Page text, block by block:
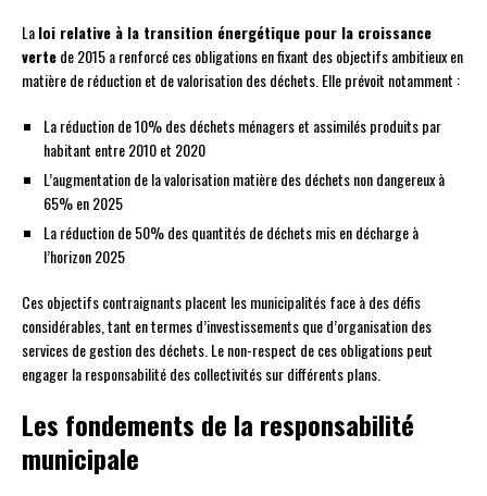
Laloi relative à la transition énergétique pour la croissance
vertede 2015 a renforcé ces obligations en fixant des objectifs ambitieux en
matière de réduction et de valorisation des déchets. Elle prévoit notamment :
La réduction de 10% des déchets ménagers et assimilés produits par
habitant entre 2010 et 2020
L’augmentation de la valorisation matière des déchets non dangereux à
65% en 2025
La réduction de 50% des quantités de déchets mis en décharge à
l’horizon 2025
Ces objectifs contraignants placent les municipalités face à des défis
considérables, tant en termes d’investissements que d’organisation des
services de gestion des déchets. Le non-respect de ces obligations peut
engager la responsabilité des collectivités sur différents plans.
Les fondements de la responsabilité
municipale